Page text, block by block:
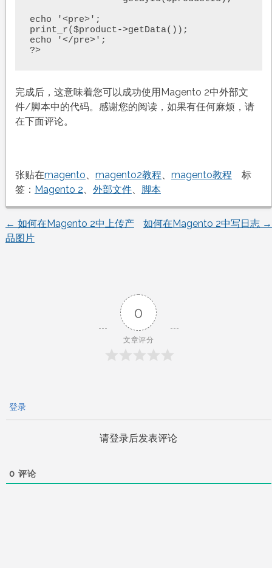
echo '<pre>';
print_r($product->getData());
echo '</pre>';
?>
完成后，这意味着您可以成功使用Magento 2中外部文
件/脚本中的代码。感谢您的阅读，如果有任何麻烦，请
在下面评论。
张贴在magento、 magento2教程、 magento教程
标
签： Magento 2、 外部文件、 脚本
文
← 如何在Magento 2中上传产
品图片
如何在Magento 2中写日志 →
0
文章评分
登录
请登录后发表评论
0 评论